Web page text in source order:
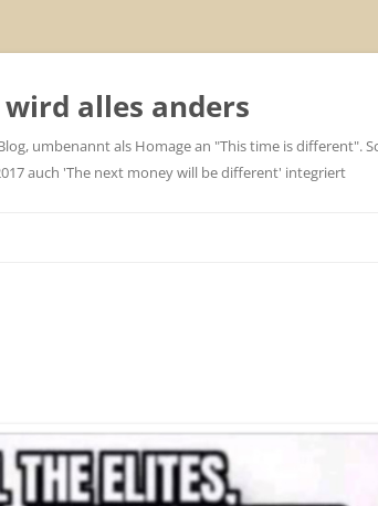
alles anders
umbenannt als Homage an "This time is different".
auch 'The next money will be different' integriert